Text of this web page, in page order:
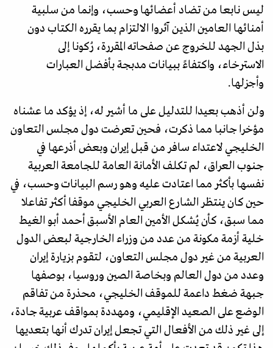
ليس نابعا من تضاد أعضائها وحسب، وإنما من سلبية
أمنائها العامين الذين آثروا الالتزام بما يقرره الكتاب دون
بذل الجهد للخروج عن صفحاته المقررة، رُكونا إلى
الاسترخاء، واكتفاءً ببيانات مدبجة بأفضل العبارات
وأجزلها.
ولن أذهب بعيدا للتدليل على ما أشير له، إذ يؤكد ما عشناه
مؤخرا جانبا مما ذكرت، فحين تعرضت دول مجلس التعاون
الخليجي لاعتداء سافر من قبل إيران وبعض أذرعها في
جنوب العراق، لم تكلف الأمانة العامة للجامعة العربية
نفسها بأكثر مما اعتادت عليه وهو رسم البيانات وحسب، في
حين كان ينتظر الشارع العربي الخليجي موقفا أكثر تفاعلا
مما سبق، كأن يُشكل الأمين العام الأسبق أحمد أبو الغيط
خلية أزمة مكونة من عدد من وزراء الخارجية لبعض الدول
العربية من غير دول مجلس التعاون، لتقوم بزيارة إيران
وعدد من دول العالم وبخاصة الصين وروسيا، بوصفها
جبهة ضغط داعمة للموقف الخليجي، محذرة من تفاقم
الوضع على الصعيد الإقليمي، ومهددة بمواقف عربية جادة،
إلى غير ذلك من الأفعال التي تجعل إيران تدرك أنها بتعديها